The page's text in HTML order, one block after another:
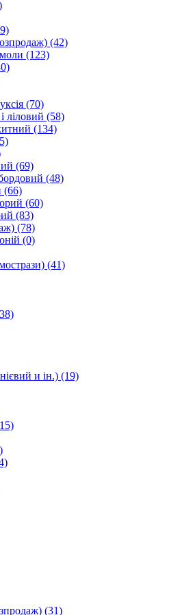
(42)
(123)
(70)
ліловий (58)
(134)
(69)
(48)
(66)
(60)
(83)
(78)
(0)
(41)
и ін.) (19)
(31)